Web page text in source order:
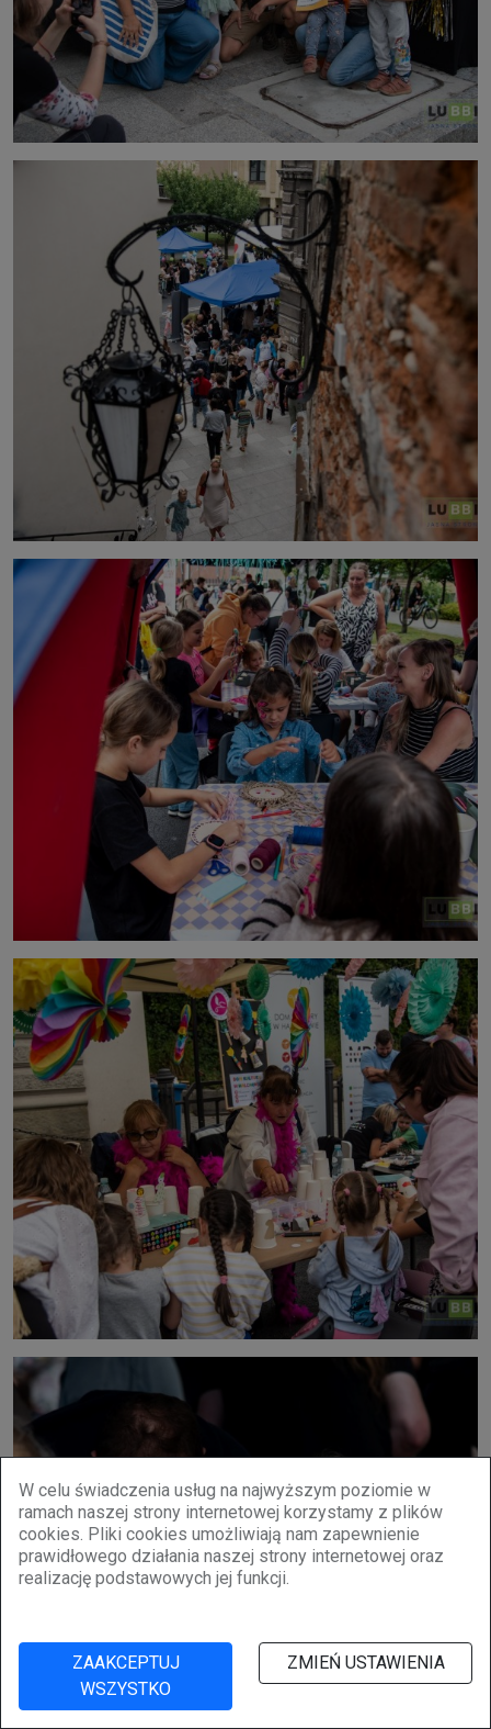
W celu świadczenia usług na najwyższym poziomie w
ramach naszej strony internetowej korzystamy z plików
cookies. Pliki cookies umożliwiają nam zapewnienie
prawidłowego działania naszej strony internetowej oraz
realizację podstawowych jej funkcji.
ZAAKCEPTUJ
WSZYSTKO
ZMIEŃ USTAWIENIA